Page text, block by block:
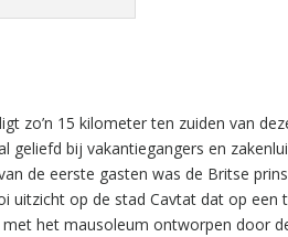
zo’n 15 kilometer ten zuiden van
bij vakantiegangers en
de eerste gasten was de Britse
uitzicht op de stad Cavtat dat op een
het mausoleum ontworpen door